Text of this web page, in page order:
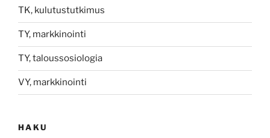
TK, kulutustutkimus
TY, markkinointi
TY, taloussosiologia
VY, markkinointi
HAKU